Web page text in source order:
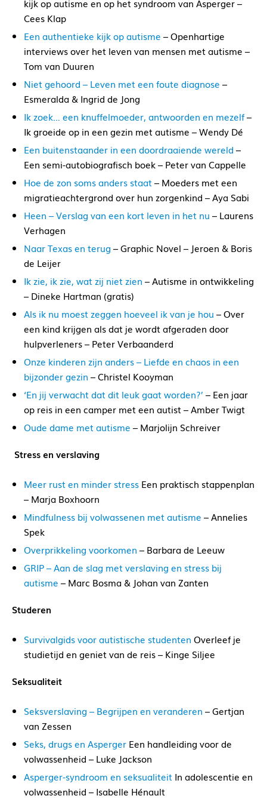
kijk op autisme en op het syndroom van Asperger –
Cees Klap
Een authentieke kijk op autisme – Openhartige
interviews over het leven van mensen met autisme –
Tom van Duuren
Niet gehoord – Leven met een foute diagnose –
Esmeralda & Ingrid de Jong
Ik zoek… een knuffelmoeder, antwoorden en mezelf–
Ik groeide op in een gezin met autisme – Wendy Dé
Een buitenstaander in een doordraaiende wereld –
Een semi-autobiografisch boek – Peter van Cappelle
Hoe de zon soms anders staat– Moeders met een
migratieachtergrond over hun zorgenkind – Aya Sabi
Heen – Verslag van een kort leven in het nu – Laurens
Verhagen
Naar Texas en terug – Graphic Novel – Jeroen & Boris
de Leijer
Ik zie, ik zie, wat zij niet zien – Autisme in ontwikkeling
– Dineke Hartman (gratis)
Als ik nu moest zeggen hoeveel ik van je hou – Over
een kind krijgen als dat je wordt afgeraden door
hulpverleners – Peter Verbaanderd
Onze kinderen zijn anders – Liefde en chaos in een
bijzonder gezin – Christel Kooyman
‘En jij verwacht dat dit leuk gaat worden?’ – Een jaar
op reis in een camper met een autist – Amber Twigt
Oude dame met autisme – Marjolijn Schreiver
Stress en verslaving
Meer rust en minder stress Een praktisch stappenplan
– Marja Boxhoorn
Mindfulness bij volwassenen met autisme – Annelies
Spek
Overprikkeling voorkomen – Barbara de Leeuw
GRIP – Aan de slag met verslaving en stress bij
autisme – Marc Bosma & Johan van Zanten
Studeren
Survivalgids voor autistische studenten Overleef je
studietijd en geniet van de reis – Kinge Siljee
Seksualiteit
Seksverslaving – Begrijpen en veranderen – Gertjan
van Zessen
Seks, drugs en Asperger Een handleiding voor de
volwassenheid – Luke Jackson
Asperger-syndroom en seksualiteit In adolescentie en
volwassenheid – Isabelle Hénault